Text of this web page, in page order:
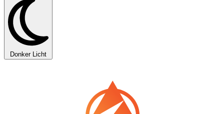
Donker Licht